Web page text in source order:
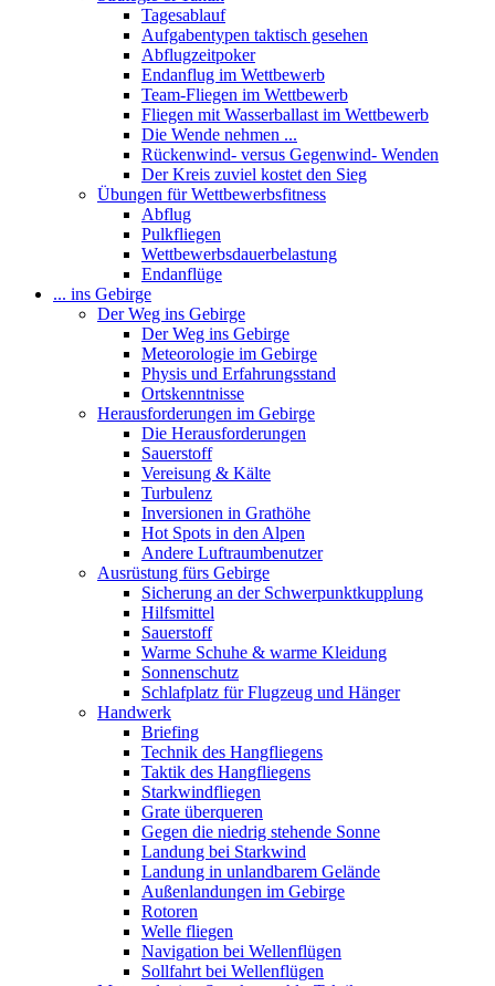
Tagesablauf
Aufgabentypen taktisch gesehen
Abflugzeitpoker
Endanflug im Wettbewerb
Team-Fliegen im Wettbewerb
Fliegen mit Wasserballast im Wettbewerb
Die Wende nehmen ...
Rückenwind- versus Gegenwind- Wenden
Der Kreis zuviel kostet den Sieg
Übungen für Wettbewerbsfitness
Abflug
Pulkfliegen
Wettbewerbsdauerbelastung
Endanflüge
... ins Gebirge
Der Weg ins Gebirge
Der Weg ins Gebirge
Meteorologie im Gebirge
Physis und Erfahrungsstand
Ortskenntnisse
Herausforderungen im Gebirge
Die Herausforderungen
Sauerstoff
Vereisung & Kälte
Turbulenz
Inversionen in Grathöhe
Hot Spots in den Alpen
Andere Luftraumbenutzer
Ausrüstung fürs Gebirge
Sicherung an der Schwerpunktkupplung
Hilfsmittel
Sauerstoff
Warme Schuhe & warme Kleidung
Sonnenschutz
Schlafplatz für Flugzeug und Hänger
Handwerk
Briefing
Technik des Hangfliegens
Taktik des Hangfliegens
Starkwindfliegen
Grate überqueren
Gegen die niedrig stehende Sonne
Landung bei Starkwind
Landung in unlandbarem Gelände
Außenlandungen im Gebirge
Rotoren
Welle fliegen
Navigation bei Wellenflügen
Sollfahrt bei Wellenflügen